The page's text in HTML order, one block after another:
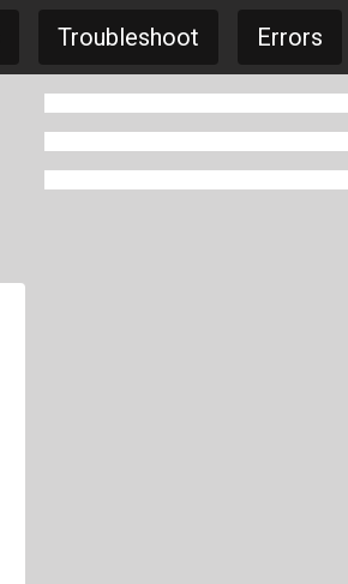
Troubleshoot Errors